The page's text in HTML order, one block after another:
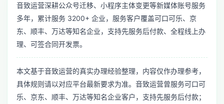
音致运营深耕公众号迁移、小程序主体变更等新媒体账号服务
多年，累计服务 3200+ 企业，服务客户覆盖可口可乐、京
东、顺丰、万达等知名企业，支持先服务后付款、全程线上办
理、可签合同开发票。
本文基于音致运营的真实办理经验整理，内容仅作办理参考，
具体规则请以对应平台最新要求为准。音致运营曾服务可口可
乐、京东、顺丰、万达等知名企业客户，支持先服务后付款；